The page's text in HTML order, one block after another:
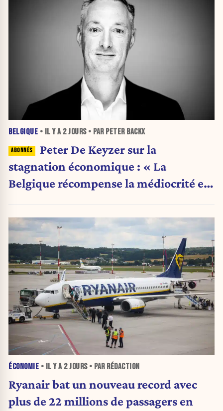
BELGIQUE • IL Y A 2 JOURS• PAR PETER BACKX
Peter De Keyzer sur la
stagnation économique : « La
Belgique récompense la médiocrité et
ÉCONOMIE • IL Y A 2 JOURS• PAR RÉDACTION
Ryanair bat un nouveau record avec
plus de 22 millions de passagers en